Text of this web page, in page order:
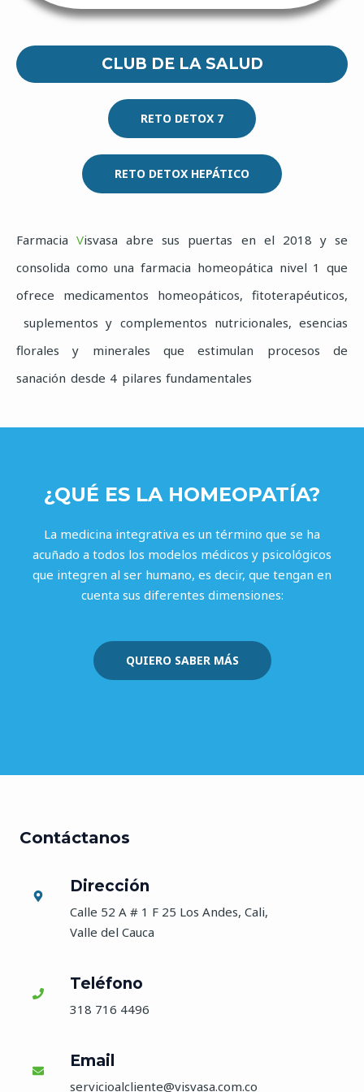
CLUB DE LA SALUD
RETO DETOX 7
RETO DETOX HEPÁTICO
FarmaciaVisvasa abre sus puertas en el 2018 y se
consolida como una farmacia homeopática nivel 1 que
ofrece medicamentos homeopáticos, fitoterapéuticos,
suplementos y complementos nutricionales, esencias
florales y minerales que estimulan procesos de
sanación desde 4 pilares fundamentales
¿QUÉ ES LA HOMEOPATÍA?
La medicina integrativa es un término que se ha
acuñado a todos los modelos médicos y psicológicos
que integren al ser humano, es decir, que tengan en
cuenta sus diferentes dimensiones:
QUIERO SABER MÁS
Contáctanos
Dirección
Calle 52 A # 1 F 25 Los Andes, Cali,
Valle del Cauca
Teléfono
318 716 4496
Email
servicioalcliente@visvasa.com.co